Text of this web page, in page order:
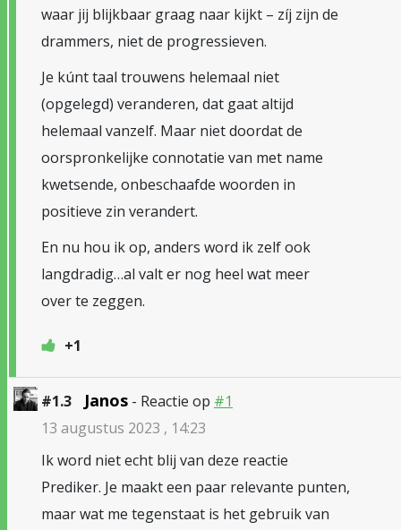
waar jij blijkbaar graag naar kijkt – zíj zijn de
drammers, niet de progressieven.
Je kúnt taal trouwens helemaal niet
(opgelegd) veranderen, dat gaat altijd
helemaal vanzelf. Maar niet doordat de
oorspronkelijke connotatie van met name
kwetsende, onbeschaafde woorden in
positieve zin verandert.
En nu hou ik op, anders word ik zelf ook
langdradig…al valt er nog heel wat meer
over te zeggen.
+1
#1.3 Janos - Reactie op #1
13 augustus 2023 , 14:23
Ik word niet echt blij van deze reactie
Prediker. Je maakt een paar relevante punten,
maar wat me tegenstaat is het gebruik van